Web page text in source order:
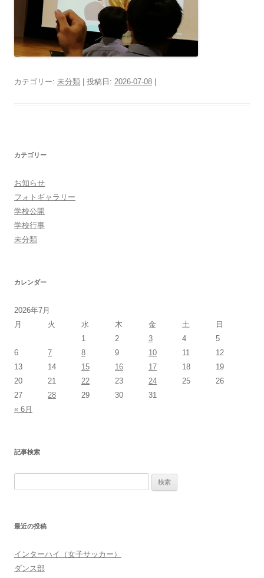
カテゴリー: 未分類 | 投稿日: 2026-07-08
カテゴリー
お知らせ
フォトギャラリー
学校公開
学校行事
未分類
カレンダー
2026年7月
月
火 水 木 金 土
日
1
2 3 4
5
6
7 8 9 10 11
12
13
14 15 16 17 18
19
20
21 22 23 24 25
26
27
28 29 30
31
« 6月
記事検索
最近の投稿
インターハイ（女子サッカー）
ダンス部